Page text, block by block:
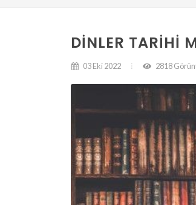
DINLER TARIHI
03 Eki 2022 2818